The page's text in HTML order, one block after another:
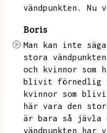
vändpunkten.
Nu
Boris
Man kan inte
stora
och kvinnor som
blivit förnedlig
kvinnor som
här vara den
är bara så jävla
vändpunkten